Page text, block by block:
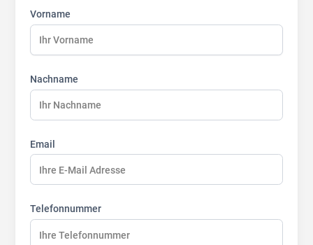
name:
name:
name:
Vorname
Nachname
Email
Telefonnummer